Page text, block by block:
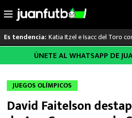
al
Es tendencia: Katia Itzel e Isacc del Toro
LO ÚLTIMO
LIGA MX
RAYADOS
ÚNETE AL WHATSAPP DE
JUEGOS OLÍMPICOS
David Faitelson